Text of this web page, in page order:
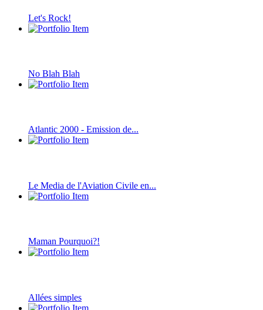
Let's Rock!
No Blah Blah
Atlantic 2000 - Emission de...
Le Media de l'Aviation Civile en...
Maman Pourquoi?!
Allées simples